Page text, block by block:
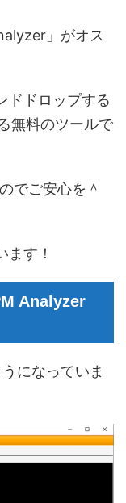
」がオス
ドドロップする
無料のツールで
でご安心を＾
す！
Analyzer
になっていま